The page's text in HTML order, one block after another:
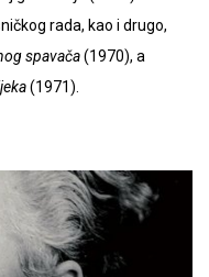
rada, kao i drugo,
spavača(1970), a
(1971).